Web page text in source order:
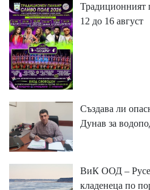
Традиционният
12 до 16 август
Създава ли
Дунав за
ВиК ООД – Русе
кладенеца по